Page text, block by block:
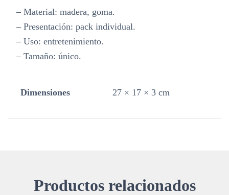
– Material: madera, goma.
– Presentación: pack individual.
– Uso: entretenimiento.
– Tamaño: único.
Dimensiones 27 × 17 × 3 cm
Productos relacionados